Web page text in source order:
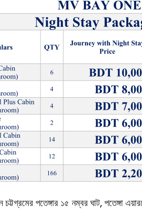
পতেঙ্গার ১৫ নম্বর ঘাট, পতেঙ্গা